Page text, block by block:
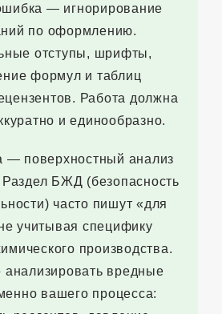
— игнорирование
по оформлению.
отступы, шрифты,
формул и таблиц
Работа должна
и единообразно.
— поверхностный анализ
Раздел БЖД (безопасность
часто пишут «для
учитывая специфику
производства.
анализировать вредные
вашего процесса: